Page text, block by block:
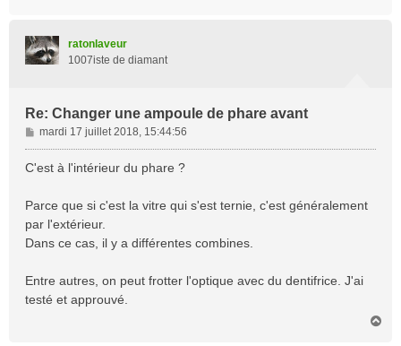
ratonlaveur
1007iste de diamant
Re: Changer une ampoule de phare avant
M
e
s
g
e
mardi 17 juillet 2018, 15:44:56
C'est à l'intérieur du phare ?
Parce que si c'est la vitre qui s'est ternie, c'est généralement
par l'extérieur.
Dans ce cas, il y a différentes combines.
Entre autres, on peut frotter l'optique avec du dentifrice. J'ai
testé et approuvé.